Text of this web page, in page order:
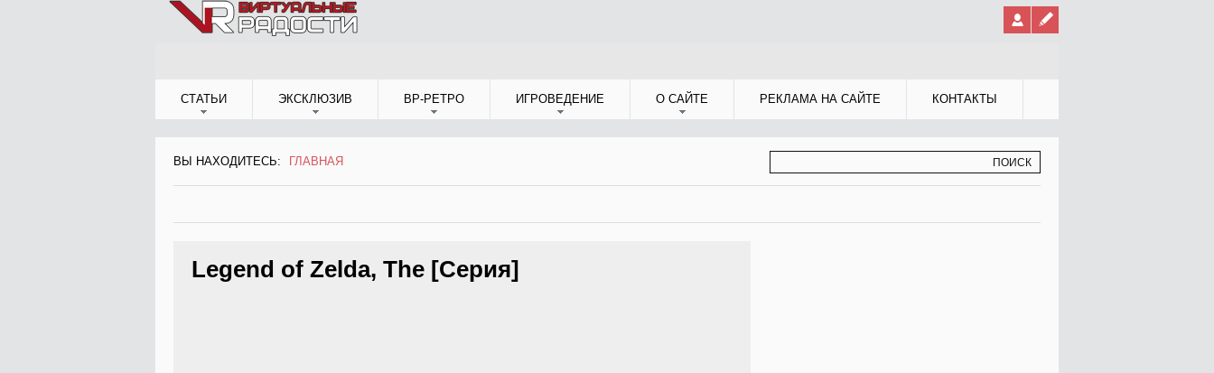
СТАТЬИ ЭКСКЛЮЗИВ ВР-РЕТРО ИГРОВЕДЕНИЕ О САЙТЕ РЕКЛАМА НА САЙТЕ КОНТАКТЫ
ВЫ НАХОДИТЕСЬ:
ВЫ НАХОДИТЕСЬ
ГЛАВНАЯ
Legend of Zelda, The [Серия]